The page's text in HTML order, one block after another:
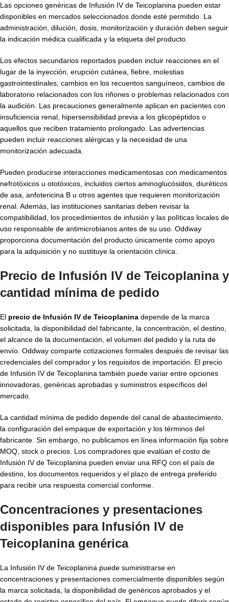
Las opciones genéricas de Infusión IV de Teicoplanina pueden estar
disponibles en mercados seleccionados donde esté permitido. La
administración, dilución, dosis, monitorización y duración deben seguir
la indicación médica cualificada y la etiqueta del producto.
Los efectos secundarios reportados pueden incluir reacciones en el
lugar de la inyección, erupción cutánea, fiebre, molestias
gastrointestinales, cambios en los recuentos sanguíneos, cambios de
laboratorio relacionados con los riñones o problemas relacionados con
la audición. Las precauciones generalmente aplican en pacientes con
insuficiencia renal, hipersensibilidad previa a los glicopéptidos o
aquellos que reciben tratamiento prolongado. Las advertencias
pueden incluir reacciones alérgicas y la necesidad de una
monitorización adecuada.
Pueden producirse interacciones medicamentosas con medicamentos
nefrotóxicos u ototóxicos, incluidos ciertos aminoglucósidos, diuréticos
de asa, anfotericina B u otros agentes que requieren monitorización
renal. Además, las instituciones sanitarias deben revisar la
compatibilidad, los procedimientos de infusión y las políticas locales de
uso responsable de antimicrobianos antes de su uso. Oddway
proporciona documentación del producto únicamente como apoyo
para la adquisición y no sustituye la orientación clínica.
Precio de Infusión IV de Teicoplanina y
cantidad mínima de pedido
El precio de Infusión IV de Teicoplanina depende de la marca
solicitada, la disponibilidad del fabricante, la concentración, el destino,
el alcance de la documentación, el volumen del pedido y la ruta de
envío. Oddway comparte cotizaciones formales después de revisar las
credenciales del comprador y los requisitos de importación. El precio
de Infusión IV de Teicoplanina también puede variar entre opciones
innovadoras, genéricas aprobadas y suministros específicos del
mercado.
La cantidad mínima de pedido depende del canal de abastecimiento,
la configuración del empaque de exportación y los términos del
fabricante. Sin embargo, no publicamos en línea información fija sobre
MOQ, stock o precios. Los compradores que evalúan el costo de
Infusión IV de Teicoplanina pueden enviar una RFQ con el país de
destino, los documentos requeridos y el plazo de entrega preferido
para recibir una respuesta comercial conforme.
Concentraciones y presentaciones
disponibles para Infusión IV de
Teicoplanina genérica
La Infusión IV de Teicoplanina puede suministrarse en
concentraciones y presentaciones comercialmente disponibles según
la marca solicitada, la disponibilidad de genéricos aprobados y el